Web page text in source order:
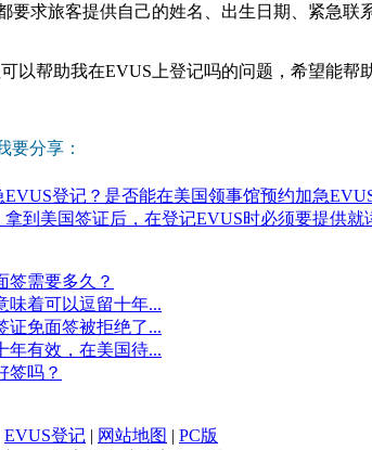
要求旅客提供自己的姓名、出生日期、紧急联
以帮助我在EVUS上登记吗的问题，希望能帮
要分享：
登记？是否能在美国领事馆预约加急
到美国签证后，在登记EVUS时必须要提供就
签需要多久？
味着可以逗留十年...
证免面签被拒绝了...
年有效，在美国待...
签吗？
EVUS登记 | 网站地图 | PC版